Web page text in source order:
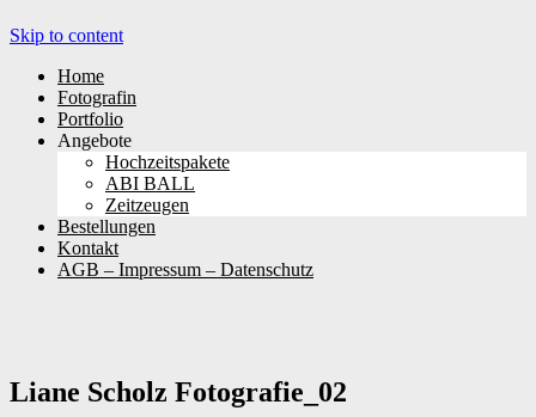
Skip to content
Home
Fotografin
Portfolio
Angebote
Hochzeitspakete
ABI BALL
Zeitzeugen
Bestellungen
Kontakt
AGB – Impressum – Datenschutz
Liane Scholz Fotografie_02